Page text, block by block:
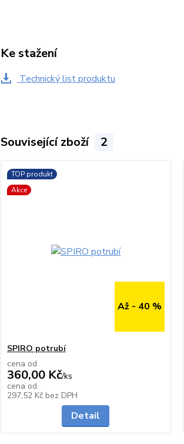
Ke stažení
Technický list produktu
Související zboží 2
TOP produkt
Akce
Až - 40 %
SPIRO potrubí
cena od
360,00 Kč/ks
cena od
297,52 Kč bez DPH
Detail